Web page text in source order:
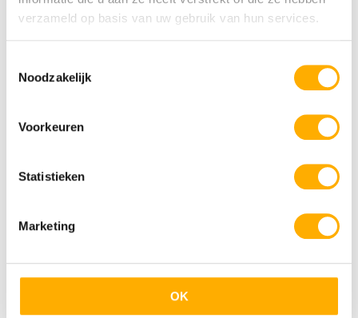
verzameld op basis van uw gebruik van hun services.
Noodzakelijk
Voorkeuren
Statistieken
Marketing
OK
Kindvriendelijke camping
30+ speeltuinen